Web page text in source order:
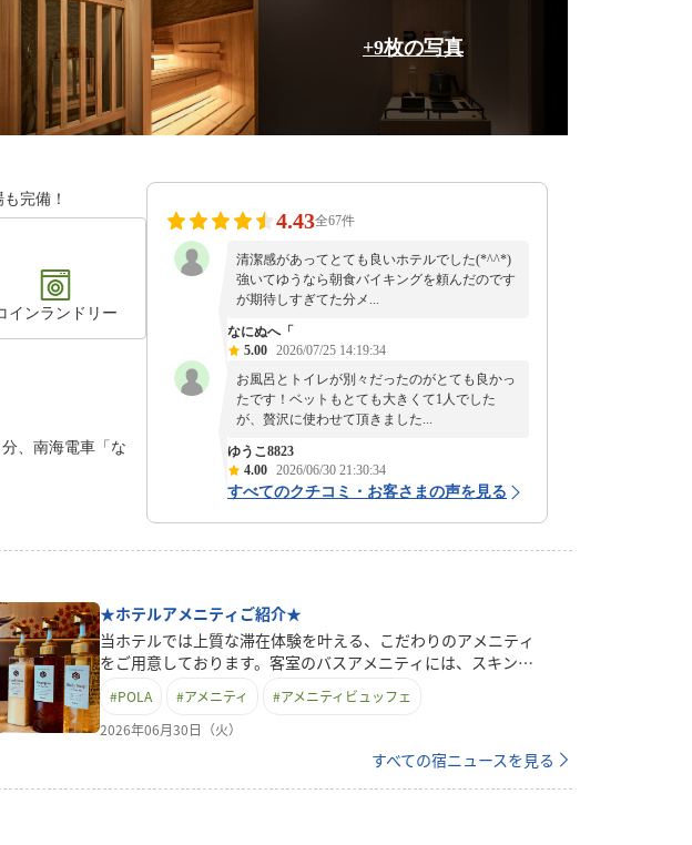
+9枚の写真
完備！
インランドリー
、南海電車「な
4.43全67件
清潔感があってとても良いホテルでした(*^^*)
強いてゆうなら朝食バイキングを頼んだのです
が期待しすぎてた分メ...
なにぬへ「
5.00 2026/07/25 14:19:34
お風呂とトイレが別々だったのがとても良かっ
たです！ベットもとても大きくて1人でした
が、贅沢に使わせて頂きました...
ゆうこ8823
4.00 2026/06/30 21:30:34
すべてのクチコミ・お客さまの声を見る
★ホテルアメニティご紹介★
当ホテルでは上質な滞在体験を叶える、こだわりのアメニティ
をご用意しております。客室のバスアメニティには、スキンケ
アブランドとして高い信頼を誇るPOLA製品を全室に採用。旅
先でも妥協のないケアで、心地よいバスタイムをお楽しみいた
だけます。さらにロビーには、お好みに合わせて自由に選べる
「アメニティビュッフェ」をご用意。POLAの「ひととき」シ
リーズより、洗顔料・クレンジング・化粧水・乳液を取り揃
え、旅先でもスキンケアをしっかりと整えていただけます。加
#POLA #アメニティ #アメニティビュッフェ
2026年06月30日（火）
すべての宿ニュースを見る